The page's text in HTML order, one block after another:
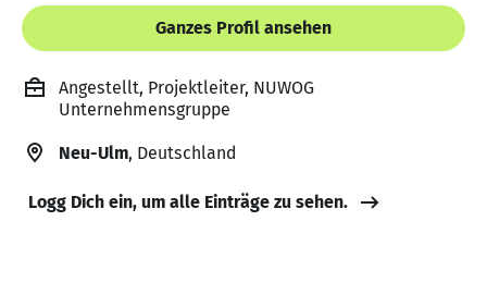
Ganzes Profil ansehen
Angestellt, Projektleiter, NUWOG
Unternehmensgruppe
Neu-Ulm, Deutschland
Logg Dich ein, um alle Einträge zu sehen.